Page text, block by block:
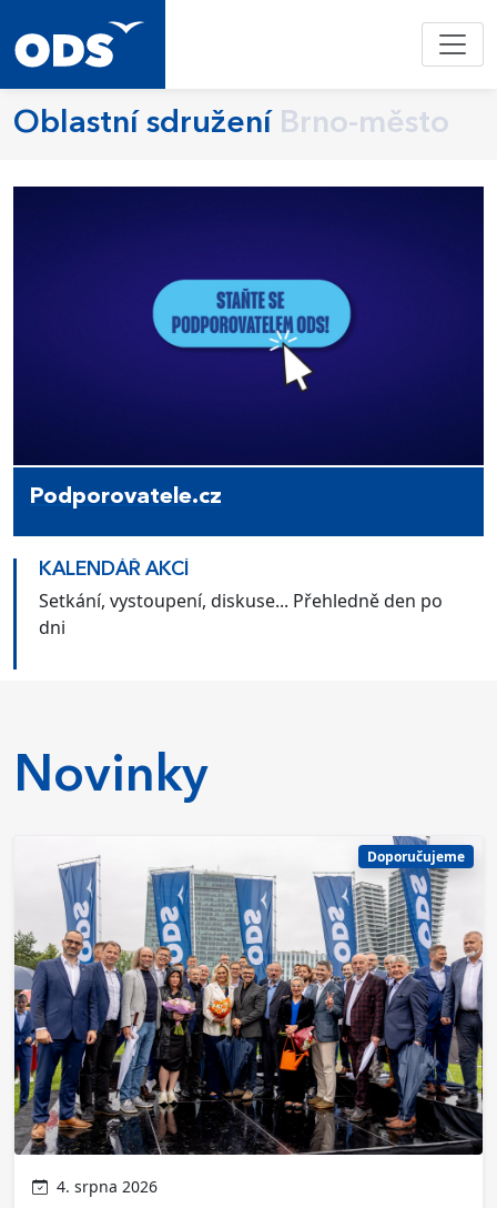
Oblastní sdružení Brno-město
Podporovatele.cz
KALENDÁŘ AKCÍ
Setkání, vystoupení, diskuse... Přehledně den po
dni
Novinky
Doporučujeme
4. srpna 2026